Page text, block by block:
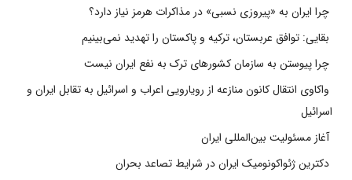
چرا ایران به «پیروزی نسبی» در مذاکرات هرمز نیاز دارد؟
بقایی: توافق عربستان، ترکیه و پاکستان را تهدید نمی‌بینیم
چرا پیوستن به سازمان کشورهای ترک به نفع ایران نیست
واکاوی انتقال کانون منازعه از رویارویی اعراب و اسرائیل به تقابل ایران و
اسرائیل
آغاز مسئولیت بین‌المللی ایران
دکترین ژئواکونومیک ایران در شرایط تصاعد بحران